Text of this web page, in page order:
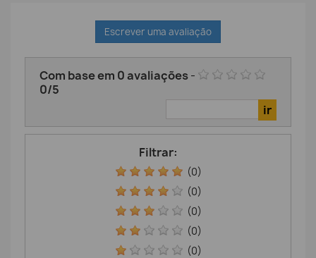
Escrever uma avaliação
Com base em 0avaliações-
0/5
Filtrar:
(0)
(0)
(0)
(0)
(0)